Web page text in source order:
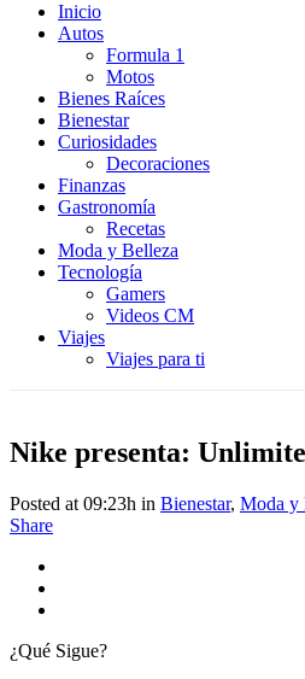
Inicio
Autos
Formula 1
Motos
Bienes Raíces
Bienestar
Curiosidades
Decoraciones
Finanzas
Gastronomía
Recetas
Moda y Belleza
Tecnología
Gamers
Videos CM
Viajes
Viajes para ti
Nike presenta:
Posted at 09:23h in Bienestar, Moda y
Share
¿Qué Sigue?